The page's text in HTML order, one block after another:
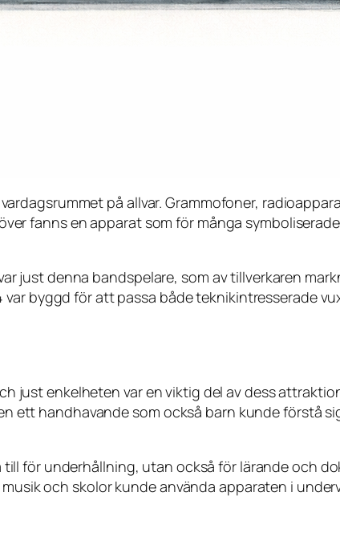
på allvar. Grammofoner,
fanns en apparat som för många
just denna bandspelare, som av tillverkaren
var byggd för att passa både teknikintresserade
just enkelheten var en viktig del av dess
ett handhavande som också barn kunde förstå
för underhållning, utan också för lärande och
och skolor kunde använda apparaten i